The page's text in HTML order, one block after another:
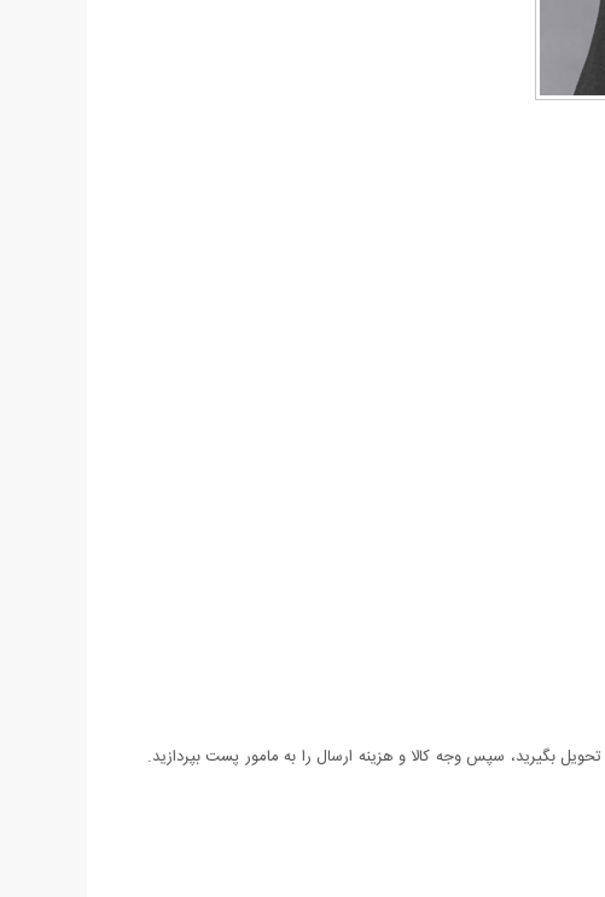
بگیرید، سپس وجه کالا و هزینه ارسال را به مامور پست بپردازید.